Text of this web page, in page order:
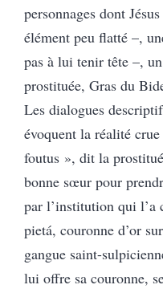
personnages dont
élément peu flatté –,
pas à lui tenir tête –,
prostituée, Gras du
Les dialogues
évoquent la réalité
foutus », dit la
bonne sœur pour
par l’institution qui l’a
pietá, couronne d’or
gangue saint-
lui offre sa couronne,